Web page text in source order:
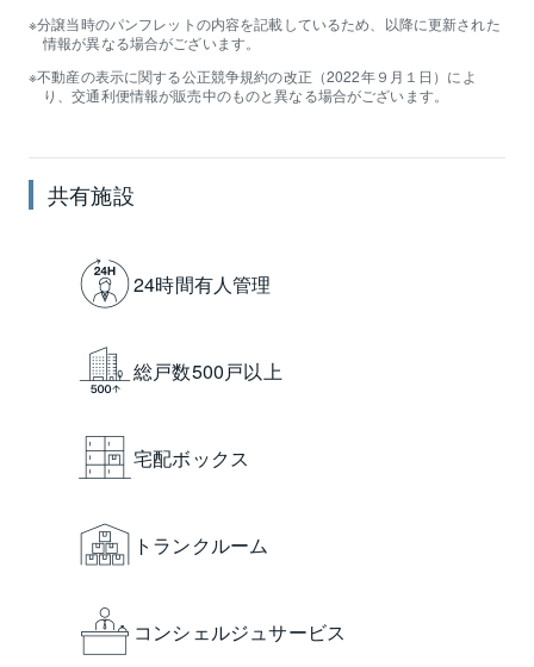
分譲当時のパンフレットの内容を記載しているため、以降に更新された
情報が異なる場合がございます。
不動産の表示に関する公正競争規約の改正（2022年９月１日）によ
り、交通利便情報が販売中のものと異なる場合がございます。
共有施設
24時間有人管理
総戸数500戸以上
宅配ボックス
トランクルーム
コンシェルジュサービス